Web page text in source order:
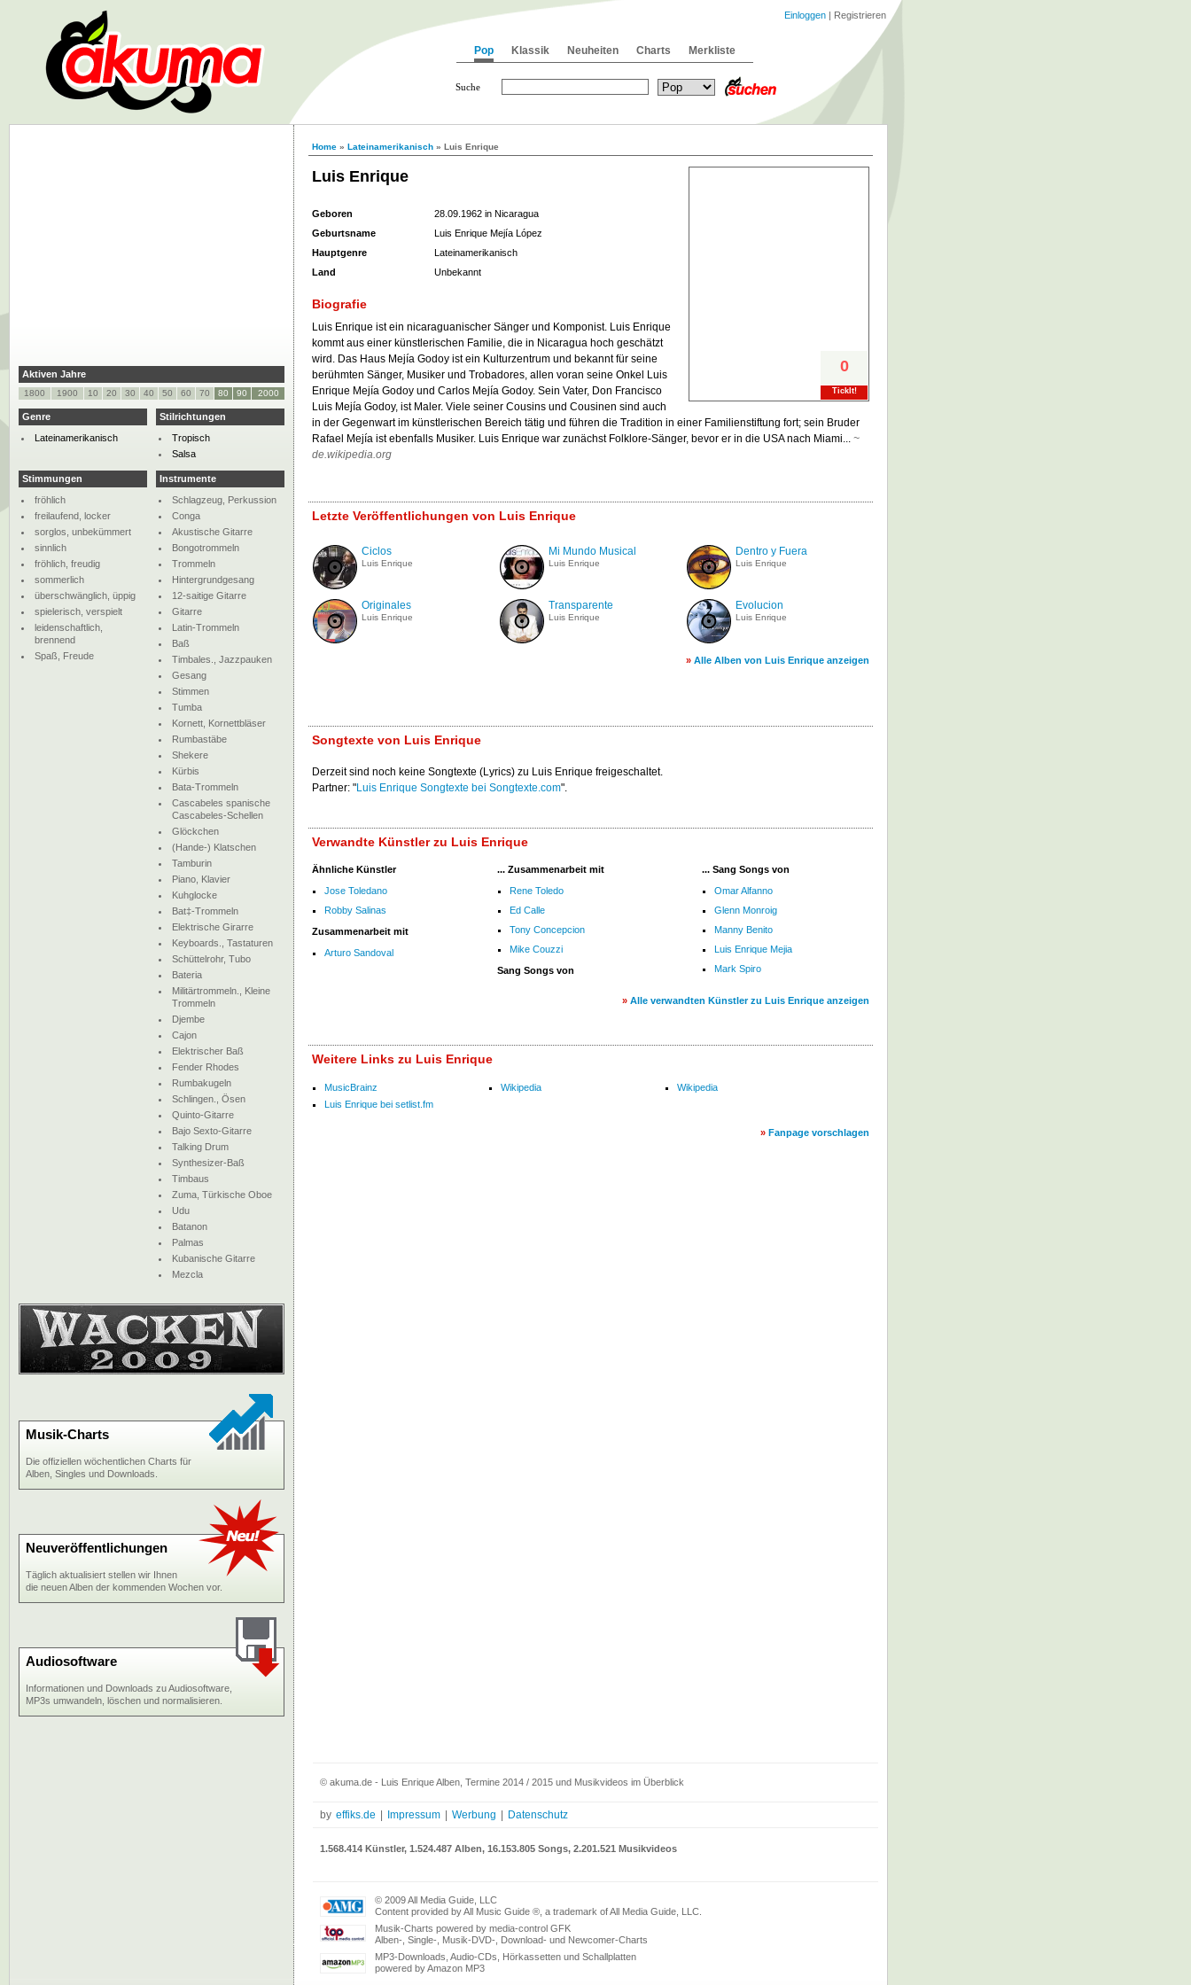
Home » Lateinamerikanisch » Luis Enrique
Luis Enrique
0
TickIt!
Geboren
28.09.1962 in Nicaragua
Geburtsname
Luis Enrique Mejía López
Hauptgenre
Lateinamerikanisch
Land
Unbekannt
Biografie
Luis Enrique ist ein nicaraguanischer Sänger und Komponist. Luis Enrique
kommt aus einer künstlerischen Familie, die in Nicaragua hoch geschätzt
wird. Das Haus Mejía Godoy ist ein Kulturzentrum und bekannt für seine
berühmten Sänger, Musiker und Trobadores, allen voran seine Onkel Luis
Enrique Mejía Godoy und Carlos Mejía Godoy. Sein Vater, Don Francisco
Luis Mejía Godoy, ist Maler. Viele seiner Cousins und Cousinen sind auch
in der Gegenwart im künstlerischen Bereich tätig und führen die Tradition in einer Familienstiftung fort; sein Bruder
Rafael Mejía ist ebenfalls Musiker. Luis Enrique war zunächst Folklore-Sänger, bevor er in die USA nach Miami... ~
de.wikipedia.org
Letzte Veröffentlichungen von Luis Enrique
Ciclos
Luis Enrique
Mi Mundo Musical
Luis Enrique
Dentro y Fuera
Luis Enrique
Originales
Luis Enrique
Transparente
Luis Enrique
Evolucion
Luis Enrique
» Alle Alben von Luis Enrique anzeigen
Songtexte von Luis Enrique
Derzeit sind noch keine Songtexte (Lyrics) zu Luis Enrique freigeschaltet.
Partner: "Luis Enrique Songtexte bei Songtexte.com".
Verwandte Künstler zu Luis Enrique
Ähnliche Künstler
Jose Toledano
Robby Salinas
Zusammenarbeit mit
Arturo Sandoval
... Zusammenarbeit mit
Rene Toledo
Ed Calle
Tony Concepcion
Mike Couzzi
Sang Songs von
... Sang Songs von
Omar Alfanno
Glenn Monroig
Manny Benito
Luis Enrique Mejia
Mark Spiro
» Alle verwandten Künstler zu Luis Enrique anzeigen
Weitere Links zu Luis Enrique
MusicBrainz Wikipedia
Wikipedia
Luis Enrique bei setlist.fm
» Fanpage vorschlagen
Aktiven Jahre
1800 1900 10 20 30 40 50 60 70 80 90 2000
Genre
Lateinamerikanisch
Stilrichtungen
Tropisch
Salsa
Stimmungen
fröhlich
freilaufend, locker
sorglos, unbekümmert
sinnlich
fröhlich, freudig
sommerlich
überschwänglich, üppig
spielerisch, verspielt
leidenschaftlich,
brennend
Spaß, Freude
Instrumente
Schlagzeug, Perkussion
Conga
Akustische Gitarre
Bongotrommeln
Trommeln
Hintergrundgesang
12-saitige Gitarre
Gitarre
Latin-Trommeln
Baß
Timbales., Jazzpauken
Gesang
Stimmen
Tumba
Kornett, Kornettbläser
Rumbastäbe
Shekere
Kürbis
Bata-Trommeln
Cascabeles spanische
Cascabeles-Schellen
Glöckchen
(Hande-) Klatschen
Tamburin
Piano, Klavier
Kuhglocke
Bat‡-Trommeln
Elektrische Girarre
Keyboards., Tastaturen
Schüttelrohr, Tubo
Bateria
Militärtrommeln., Kleine
Trommeln
Djembe
Cajon
Elektrischer Baß
Fender Rhodes
Rumbakugeln
Schlingen., Ösen
Quinto-Gitarre
Bajo Sexto-Gitarre
Talking Drum
Synthesizer-Baß
Timbaus
Zuma, Türkische Oboe
Udu
Batanon
Palmas
Kubanische Gitarre
Mezcla
Musik-Charts
Die offiziellen wöchentlichen Charts für
Alben, Singles und Downloads.
Neuveröffentlichungen
Täglich aktualisiert stellen wir Ihnen
die neuen Alben der kommenden Wochen vor.
Audiosoftware
Informationen und Downloads zu Audiosoftware,
MP3s umwandeln, löschen und normalisieren.
© akuma.de - Luis Enrique Alben, Termine 2014 / 2015 und Musikvideos im Überblick
by effiks.de Impressum Werbung Datenschutz
1.568.414 Künstler, 1.524.487 Alben, 16.153.805 Songs, 2.201.521 Musikvideos
© 2009 All Media Guide, LLC
Content provided by All Music Guide ®, a trademark of All Media Guide, LLC.
Musik-Charts powered by media-control GFK
Alben-, Single-, Musik-DVD-, Download- und Newcomer-Charts
MP3-Downloads, Audio-CDs, Hörkassetten und Schallplatten
powered by Amazon MP3
Pop Klassik Neuheiten Charts Merkliste
Einloggen | Registrieren
Suche